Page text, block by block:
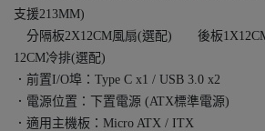
支援213MM)
分隔板2X12CM風扇(選配) 後板
12CM冷排(選配)
．前置I/O埠：Type C x1 / USB 3.0 x2
．電源位置：下置電源 (ATX標準電源)
．適用主機板：Micro ATX / ITX